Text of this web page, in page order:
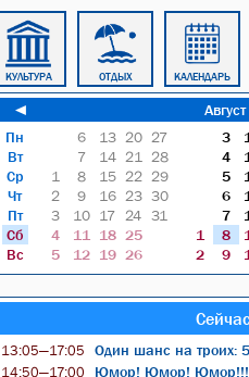
КУЛЬТУРА ОТДЫХ КАЛЕНДАРЬ
◄
Пн
Вт
Ср
Чт
Пт
Сб
Вс
6 13 20 27
7
14 21
28
1
8 15 22 29
2
9 16 23 30
3
10 17 24 31
4
11 18 25
5
12 19 26
3
4
5
6
7
1
8
2
9
13:05—17:05 Один шанс на троих:
14:50—17:00 Юмор! Юмор! Юмор!!!: